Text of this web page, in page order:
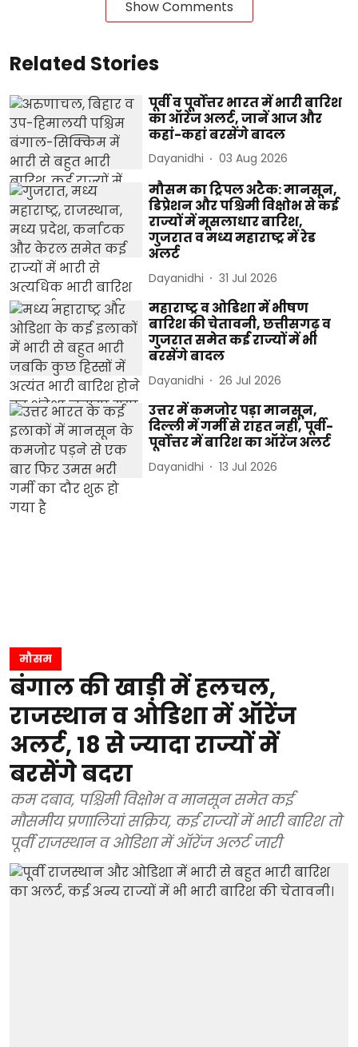
Show Comments
Related Stories
पूर्वी व पूर्वोत्तर भारत में भारी बारिश
का ऑरेंज अलर्ट, जानें आज और
कहां-कहां बरसेंगे बादल
Dayanidhi 03 Aug 2026
मौसम का ट्रिपल अटैक: मानसून,
डिप्रेशन और पश्चिमी विक्षोभ से कई
राज्यों में मूसलाधार बारिश,
गुजरात व मध्य महाराष्ट्र में रेड
अलर्ट
Dayanidhi 31 Jul 2026
महाराष्ट्र व ओडिशा में भीषण
बारिश की चेतावनी, छत्तीसगढ़ व
गुजरात समेत कई राज्यों में भी
बरसेंगे बादल
Dayanidhi 26 Jul 2026
उत्तर में कमजोर पड़ा मानसून,
दिल्ली में गर्मी से राहत नहीं, पूर्वी-
पूर्वोत्तर में बारिश का ऑरेंज अलर्ट
Dayanidhi 13 Jul 2026
मौसम
बंगाल की खाड़ी में हलचल,
राजस्थान व ओडिशा में ऑरेंज
अलर्ट, 18 से ज्यादा राज्यों में
बरसेंगे बदरा
कम दबाव, पश्चिमी विक्षोभ व मानसून समेत कई
मौसमीय प्रणालियां सक्रिय, कई राज्यों में भारी बारिश तो
पूर्वी राजस्थान व ओडिशा में ऑरेंज अलर्ट जारी